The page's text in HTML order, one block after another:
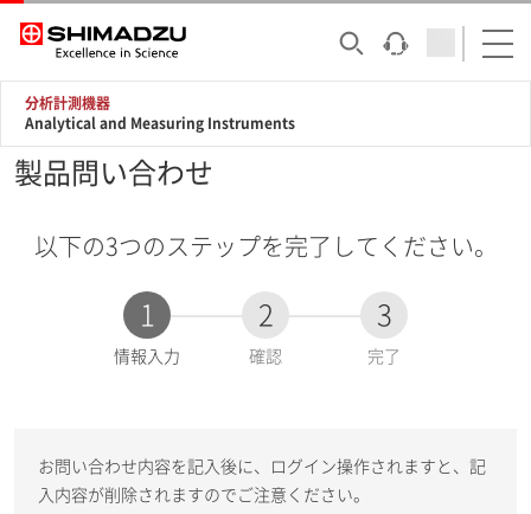
分析計測機器
Analytical and Measuring Instruments
製品問い合わせ
以下の3つのステップを完了してください。
1
現
情報入力
2
確認
3
完了
お問い合わせ内容を記入後に、ログイン操作されますと、記
入内容が削除されますのでご注意ください。